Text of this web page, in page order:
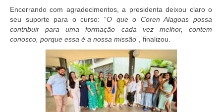
Desagravo Público
Processos Éticos
Censura Pública
Suspensão do Exercício Profissional
Para Você
Encerrando com agradecimentos, a presidenta deixou claro o
seu suporte para o curso: “O que o Coren Alagoas possa
contribuir para uma formação cada vez melhor, contem
conosco, porque essa é a nossa missão”, finalizou.